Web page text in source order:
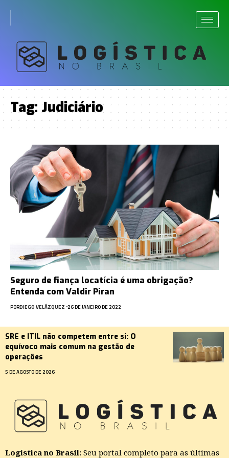
Tag: Judiciário
Seguro de fiança locatícia é uma obrigação?
Entenda com Valdir Piran
PORDIEGO VELÁZQUEZ 26 DE JANEIRO DE 2022
SRE e ITIL não competem entre si: O
equívoco mais comum na gestão de
operações
5 DE AGOSTO DE 2026
Logística no Brasil: Seu portal completo para as últimas